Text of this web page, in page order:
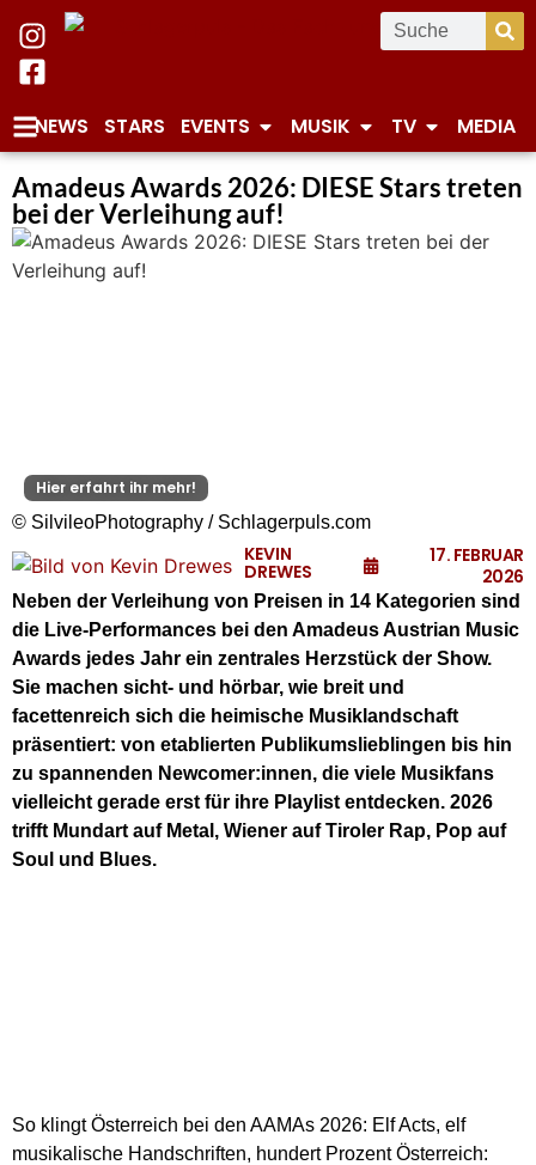
NEWS STARS EVENTS MUSIK TV MEDIA
Amadeus Awards 2026: DIESE Stars treten
bei der Verleihung auf!
Hier erfahrt ihr mehr!
© SilvileoPhotography / Schlagerpuls.com
KEVIN
DREWES
17. FEBRUAR
2026
Neben der Verleihung von Preisen in 14 Kategorien sind
die Live-Performances bei den Amadeus Austrian Music
Awards jedes Jahr ein zentrales Herzstück der Show.
Sie machen sicht- und hörbar, wie breit und
facettenreich sich die heimische Musiklandschaft
präsentiert: von etablierten Publikumslieblingen bis hin
zu spannenden Newcomer:innen, die viele Musikfans
vielleicht gerade erst für ihre Playlist entdecken. 2026
trifft Mundart auf Metal, Wiener auf Tiroler Rap, Pop auf
Soul und Blues.
So klingt Österreich bei den AAMAs 2026: Elf Acts, elf
musikalische Handschriften, hundert Prozent Österreich: